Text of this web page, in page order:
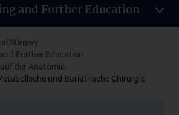
and Further Education
Surgery
Further Education
der Anatomie
und Bariatrische Chirurgie